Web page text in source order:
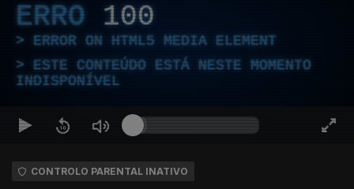
ERRO 100
ERROR ON HTML5 MEDIA ELEMENT
ESTE CONTEÚDO ESTÁ NESTE MOMENTO
INDISPONÍVEL
CONTROLO PARENTAL INATIVO